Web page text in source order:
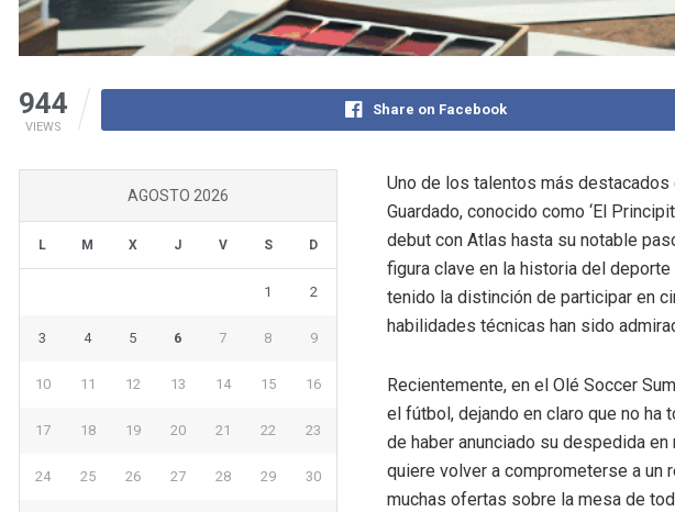
944
VIEWS
Share on Facebook
Uno de los talentos más
Guardado, conocido como ‘El
debut con Atlas hasta su notable
figura clave en la historia del
tenido la distinción de participar en
habilidades técnicas han sido
Recientemente, en el Olé Soccer
el fútbol, dejando en claro que no
de haber anunciado su despedida en
quiere volver a comprometerse a un
muchas ofertas sobre la mesa de
AGOSTO 2026
L M X J V S D
1 2
3 4 5 6 7 8 9
10 11 12 13 14 15 16
17 18 19 20 21 22 23
24 25 26 27 28 29 30